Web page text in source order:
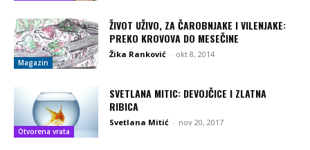
Magazin
ŽIVOT UŽIVO, ZA ČAROBNJAKE I VILENJAKE:
PREKO KROVOVA DO MESEČINE
Žika Ranković - okt 8, 2014
Otvorena vrata
SVETLANA MITIC: DEVOJČICE I ZLATNA
RIBICA
Svetlana Mitić - nov 20, 2017